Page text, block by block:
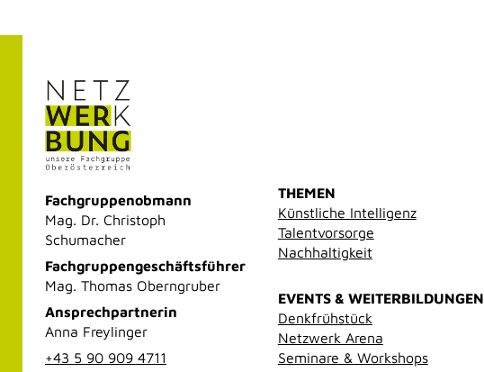
Fachgruppenobmann
Mag. Dr. Christoph
Schumacher
Fachgruppengeschäftsführer
Mag. Thomas Oberngruber
Ansprechpartnerin
Anna Freylinger
+43 5 90 909 4711
THEMEN
Künstliche Intelligenz
Talentvorsorge
Nachhaltigkeit
EVENTS & WEITERBILDUNGEN
Denkfrühstück
Netzwerk Arena
Seminare & Workshops